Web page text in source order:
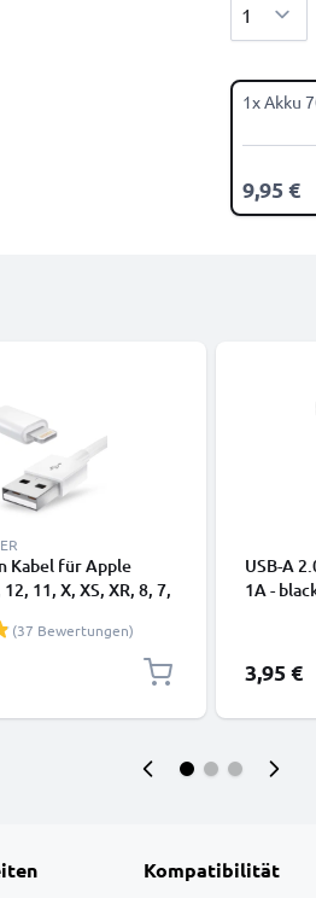
1x Akku
9,95 €
Kabel für Apple
11, X, XS, XR, 8, 7,
Smartphone
(37 Bewertungen)
USB-A
1A -
3,95 €
Kompatibilität